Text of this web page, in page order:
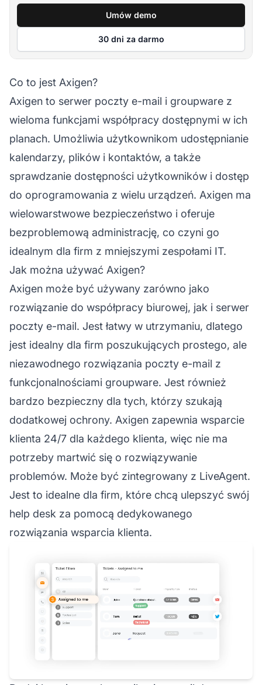
Umów demo
30 dni za darmo
Co to jest Axigen?
Axigen to serwer poczty e-mail i groupware z
wieloma funkcjami współpracy dostępnymi w ich
planach. Umożliwia użytkownikom udostępnianie
kalendarzy, plików i kontaktów, a także
sprawdzanie dostępności użytkowników i dostęp
do oprogramowania z wielu urządzeń. Axigen ma
wielowarstwowe bezpieczeństwo i oferuje
bezproblemową administrację, co czyni go
idealnym dla firm z mniejszymi zespołami IT.
Jak można używać Axigen?
Axigen może być używany zarówno jako
rozwiązanie do współpracy biurowej, jak i serwer
poczty e-mail. Jest łatwy w utrzymaniu, dlatego
jest idealny dla firm poszukujących prostego, ale
niezawodnego rozwiązania poczty e-mail z
funkcjonalnościami groupware. Jest również
bardzo bezpieczny dla tych, którzy szukają
dodatkowej ochrony. Axigen zapewnia wsparcie
klienta 24/7 dla każdego klienta, więc nie ma
potrzeby martwić się o rozwiązywanie
problemów. Może być zintegrowany z LiveAgent.
Jest to idealne dla firm, które chcą ulepszyć swój
help desk za pomocą dedykowanego
rozwiązania wsparcia klienta.